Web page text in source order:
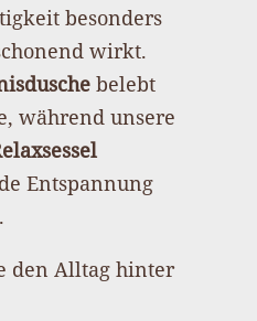
besonders
wirkt.
belebt
während unsere
Entspannung
den Alltag hinter